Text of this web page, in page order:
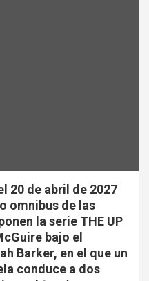
20 de abril de 2027
omnibus de las
la serie THE UP
bajo el
Barker, en el que un
conduce a dos